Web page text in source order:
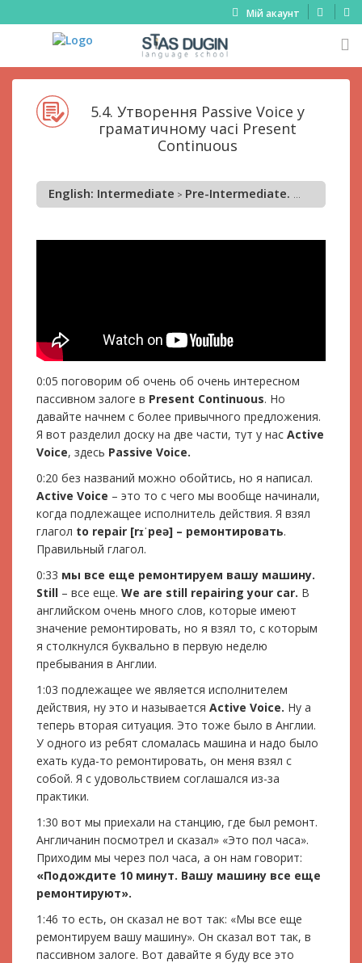
Мій акаунт
5.4. Утворення Passive Voice у
граматичному часі Present
Continuous
English: Intermediate Pre-Intermediate. Урок 5 Passive Voice
0:05 поговорим об очень об очень интересном
пассивном залоге в Present Continuous. Но
давайте начнем с более привычного предложения.
Я вот разделил доску на две части, тут у нас Active
Voice, здесь Passive Voice.
0:20 без названий можно обойтись, но я написал.
Active Voice – это то с чего мы вообще начинали,
когда подлежащее исполнитель действия. Я взял
глагол to repair [rɪˈpeə] – ремонтировать.
Правильный глагол.
0:33 мы все еще ремонтируем вашу машину.
Still – все еще. We are still repairing your car. В
английском очень много слов, которые имеют
значение ремонтировать, но я взял то, с которым
я столкнулся буквально в первую неделю
пребывания в Англии.
1:03 подлежащее we является исполнителем
действия, ну это и называется Active Voice. Ну а
теперь вторая ситуация. Это тоже было в Англии.
У одного из ребят сломалась машина и надо было
ехать куда-то ремонтировать, он меня взял с
собой. Я с удовольствием соглашался из-за
практики.
1:30 вот мы приехали на станцию, где был ремонт.
Англичанин посмотрел и сказал» «Это пол часа».
Приходим мы через пол часа, а он нам говорит:
«Подождите 10 минут. Вашу машину все еще
ремонтируют».
1:46 то есть, он сказал не вот так: «Мы все еще
ремонтируем вашу машину». Он сказал вот так, в
пассивном залоге. Вот давайте я буду все это